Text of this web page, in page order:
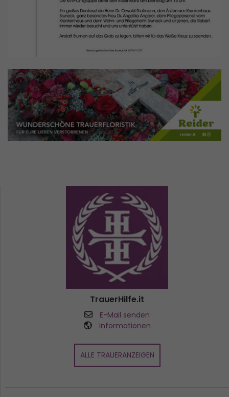
TrauerHilfe.it
E-Mail senden
Informationen
ALLE TRAUERANZEIGEN